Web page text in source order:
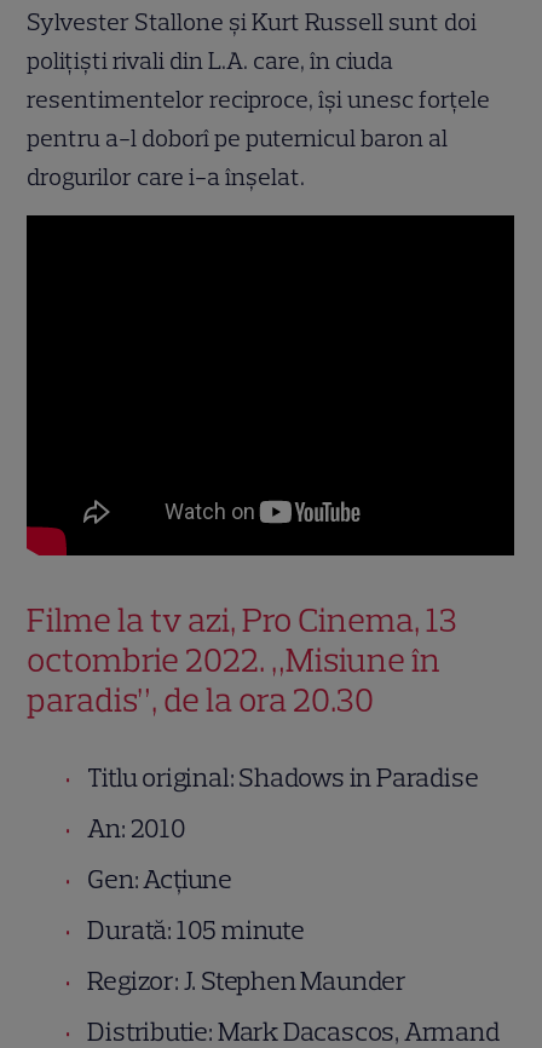
Sylvester Stallone şi Kurt Russell sunt doi
poliţişti rivali din L.A. care, în ciuda
resentimentelor reciproce, îşi unesc forţele
pentru a-l doborî pe puternicul baron al
drogurilor care i-a înşelat.
Filme la tv azi, Pro Cinema, 13
octombrie 2022. „Misiune în
paradis”, de la ora 20.30
Titlu original: Shadows in Paradise
An: 2010
Gen: Acțiune
Durată: 105 minute
Regizor: J. Stephen Maunder
Distributie: Mark Dacascos, Armand